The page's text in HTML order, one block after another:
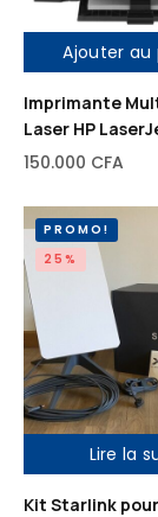
Ajouter au
Imprimante
Laser HP
M1536DNF Noir/
150.000 CFA
Lire la
Out of stock
PROMO!
25%
Kit Starlink